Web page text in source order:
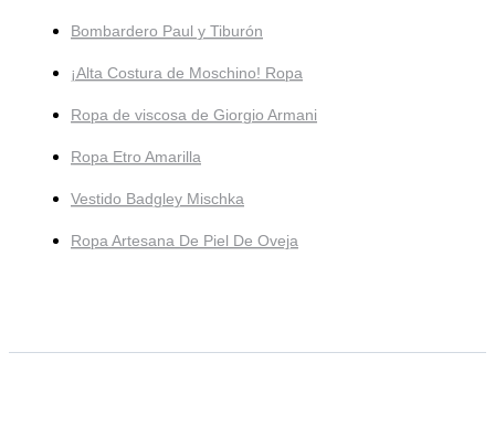
Bombardero Paul y Tiburón
¡Alta Costura de Moschino! Ropa
Ropa de viscosa de Giorgio Armani
Ropa Etro Amarilla
Vestido Badgley Mischka
Ropa Artesana De Piel De Oveja